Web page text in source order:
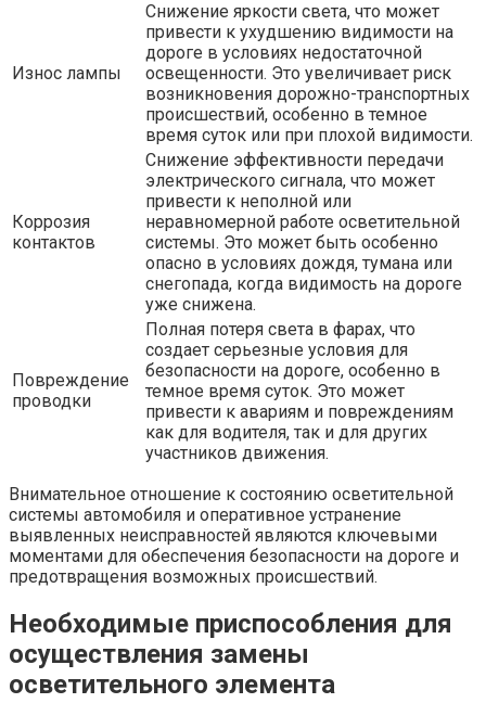
Износ лампы
Снижение яркости света, что может
привести к ухудшению видимости на
дороге в условиях недостаточной
освещенности. Это увеличивает риск
возникновения дорожно-транспортных
происшествий, особенно в темное
время суток или при плохой видимости.
Коррозия
контактов
Снижение эффективности передачи
электрического сигнала, что может
привести к неполной или
неравномерной работе осветительной
системы. Это может быть особенно
опасно в условиях дождя, тумана или
снегопада, когда видимость на дороге
уже снижена.
Повреждение
проводки
Полная потеря света в фарах, что
создает серьезные условия для
безопасности на дороге, особенно в
темное время суток. Это может
привести к авариям и повреждениям
как для водителя, так и для других
участников движения.
Внимательное отношение к состоянию осветительной
системы автомобиля и оперативное устранение
выявленных неисправностей являются ключевыми
моментами для обеспечения безопасности на дороге и
предотвращения возможных происшествий.
Необходимые приспособления для
осуществления замены
осветительного элемента